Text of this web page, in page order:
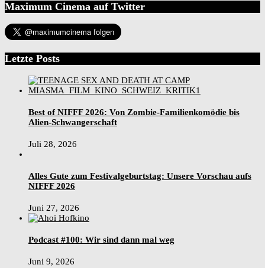
Maximum Cinema auf Twitter
Letzte Posts
Best of NIFFF 2026: Von Zombie-Familienkomödie bis
Alien-Schwangerschaft
Juli 28, 2026
Alles Gute zum Festivalgeburtstag: Unsere Vorschau aufs
NIFFF 2026
Juni 27, 2026
Podcast #100: Wir sind dann mal weg
Juni 9, 2026